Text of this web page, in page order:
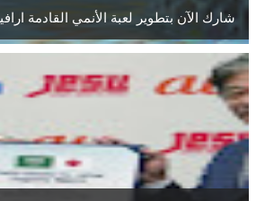
شارك الآن بتطوير لعبة الأنمي القادمة